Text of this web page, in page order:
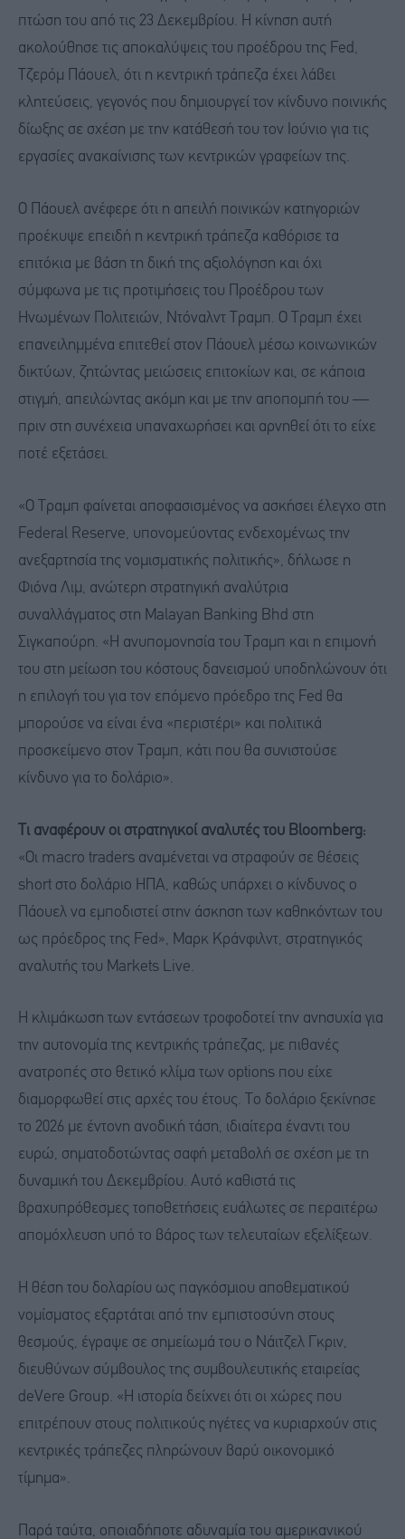
πτώση του από τις 23 Δεκεμβρίου. Η κίνηση αυτή
ακολούθησε τις αποκαλύψεις του προέδρου της Fed,
Τζερόμ Πάουελ, ότι η κεντρική τράπεζα έχει λάβει
κλητεύσεις, γεγονός που δημιουργεί τον κίνδυνο ποινικής
δίωξης σε σχέση με την κατάθεσή του τον Ιούνιο για τις
εργασίες ανακαίνισης των κεντρικών γραφείων της.
Ο Πάουελ ανέφερε ότι η απειλή ποινικών κατηγοριών
προέκυψε επειδή η κεντρική τράπεζα καθόρισε τα
επιτόκια με βάση τη δική της αξιολόγηση και όχι
σύμφωνα με τις προτιμήσεις του Προέδρου των
Ηνωμένων Πολιτειών, Ντόναλντ Τραμπ. Ο Τραμπ έχει
επανειλημμένα επιτεθεί στον Πάουελ μέσω κοινωνικών
δικτύων, ζητώντας μειώσεις επιτοκίων και, σε κάποια
στιγμή, απειλώντας ακόμη και με την αποπομπή του —
πριν στη συνέχεια υπαναχωρήσει και αρνηθεί ότι το είχε
ποτέ εξετάσει.
«Ο Τραμπ φαίνεται αποφασισμένος να ασκήσει έλεγχο στη
Federal Reserve, υπονομεύοντας ενδεχομένως την
ανεξαρτησία της νομισματικής πολιτικής», δήλωσε η
Φιόνα Λιμ, ανώτερη στρατηγική αναλύτρια
συναλλάγματος στη Malayan Banking Bhd στη
Σιγκαπούρη. «Η ανυπομονησία του Τραμπ και η επιμονή
του στη μείωση του κόστους δανεισμού υποδηλώνουν ότι
η επιλογή του για τον επόμενο πρόεδρο της Fed θα
μπορούσε να είναι ένα «περιστέρι» και πολιτικά
προσκείμενο στον Τραμπ, κάτι που θα συνιστούσε
κίνδυνο για το δολάριο».
Τι αναφέρουν οι στρατηγικοί αναλυτές του Bloomberg:
«Οι macro traders αναμένεται να στραφούν σε θέσεις
short στο δολάριο ΗΠΑ, καθώς υπάρχει ο κίνδυνος ο
Πάουελ να εμποδιστεί στην άσκηση των καθηκόντων του
ως πρόεδρος της Fed», Μαρκ Κράνφιλντ, στρατηγικός
αναλυτής του Markets Live.
Η κλιμάκωση των εντάσεων τροφοδοτεί την ανησυχία για
την αυτονομία της κεντρικής τράπεζας, με πιθανές
ανατροπές στο θετικό κλίμα των options που είχε
διαμορφωθεί στις αρχές του έτους. Το δολάριο ξεκίνησε
το 2026 με έντονη ανοδική τάση, ιδιαίτερα έναντι του
ευρώ, σηματοδοτώντας σαφή μεταβολή σε σχέση με τη
δυναμική του Δεκεμβρίου. Αυτό καθιστά τις
βραχυπρόθεσμες τοποθετήσεις ευάλωτες σε περαιτέρω
απομόχλευση υπό το βάρος των τελευταίων εξελίξεων.
Η θέση του δολαρίου ως παγκόσμιου αποθεματικού
νομίσματος εξαρτάται από την εμπιστοσύνη στους
θεσμούς, έγραψε σε σημείωμά του ο Νάιτζελ Γκριν,
διευθύνων σύμβουλος της συμβουλευτικής εταιρείας
deVere Group. «Η ιστορία δείχνει ότι οι χώρες που
επιτρέπουν στους πολιτικούς ηγέτες να κυριαρχούν στις
κεντρικές τράπεζες πληρώνουν βαρύ οικονομικό
τίμημα».
Παρά ταύτα, οποιαδήποτε αδυναμία του αμερικανικού